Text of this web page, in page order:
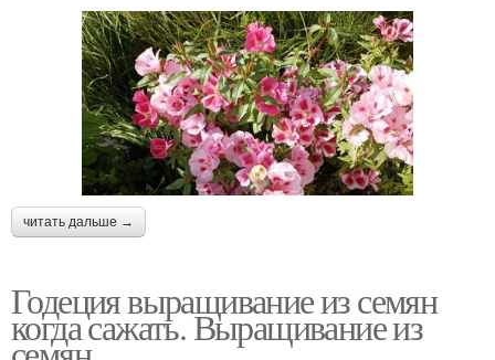
читать дальше →
Годеция выращивание из семян
когда сажать. Выращивание из